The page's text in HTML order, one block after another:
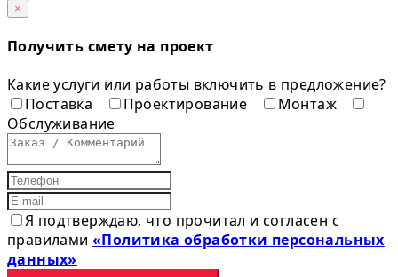
×
Получить смету на проект
Какие услуги или работы включить в предложение?
Поставка
Проектирование
Монтаж
Обслуживание
Я подтверждаю, что прочитал и согласен с
правилами«Политика обработки персональных
данных»